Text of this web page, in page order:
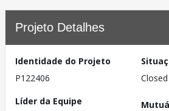
Projeto Detalhes
Identidade do Projeto
P122406
Closed
Líder da Equipe